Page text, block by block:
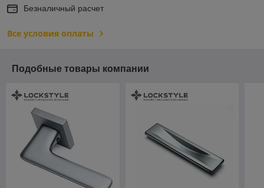
Безналичный расчет
Все условия оплаты
Подобные товары компании